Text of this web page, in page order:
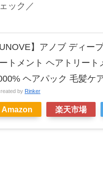
ック／
UNOVE】アノブ ディー
トメント ヘアトリー
ヘアパック 毛髪ケ
by Rinker
Amazon 楽天市場